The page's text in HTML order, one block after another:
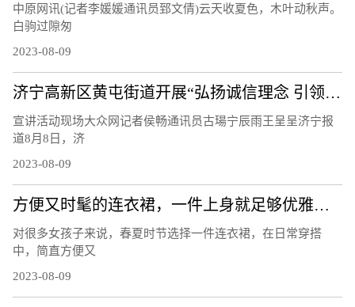
中原网讯(记者李媛媛通讯员郅文倩)云天收夏色，木叶动秋声。
白驹过隙匆
2023-08-09
济宁高新区黄屯街道开展“弘扬诚信理念 引领文明风尚”主题宣讲活动
宣讲活动现场大众网记者侯畅通讯员古瑒宁辰雨王呈呈济宁报
道8月8日，济
2023-08-09
方便又时髦的连衣裙，一件上身就足够优雅，轻松穿出衣品
对很多女孩子来说，春夏时节选择一件连衣裙，在日常穿搭
中，简直方便又
2023-08-09